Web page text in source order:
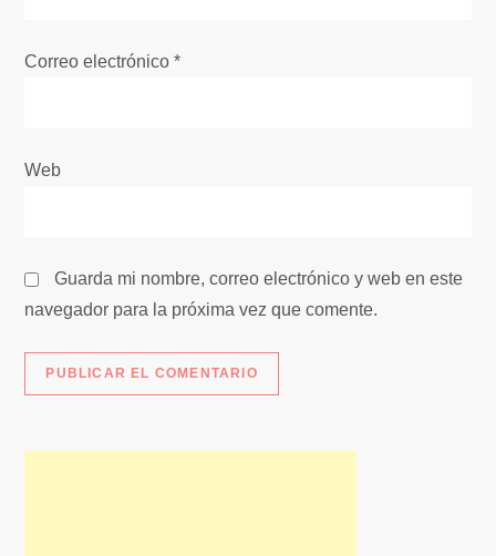
t
a
a
s
Correo electrónico*
Web
Guarda mi nombre, correo electrónico y web en este
navegador para la próxima vez que comente.